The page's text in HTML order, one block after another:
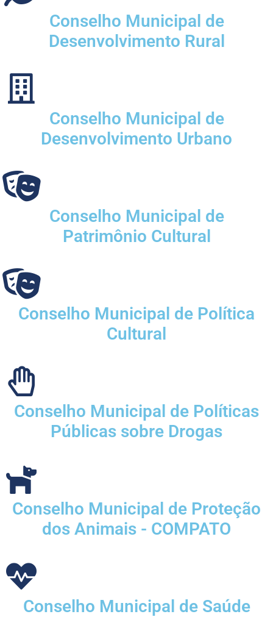
Conselho Municipal de
Desenvolvimento Rural
Conselho Municipal de
Desenvolvimento Urbano
Conselho Municipal de
Patrimônio Cultural
Conselho Municipal de Política
Cultural
Conselho Municipal de Políticas
Públicas sobre Drogas
Conselho Municipal de Proteção
dos Animais - COMPATO
Conselho Municipal de Saúde